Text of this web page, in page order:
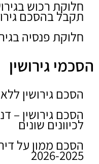
חלוקת רכוש
תקבל בהסכם
חלוקת פנסיה
הסכמי גירושין
הסכם גירושין ללא
הסכם גירושין –
לכיוונים שונים
הסכם ממון על
2026-2025